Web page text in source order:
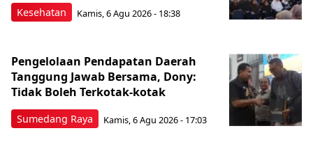
Kesehatan Kamis, 6 Agu 2026 - 18:38
Sumedang Raya
Pengelolaan Pendapatan Daerah
Tanggung Jawab Bersama, Dony:
Tidak Boleh Terkotak-kotak
Kamis, 6 Agu 2026 - 17:03